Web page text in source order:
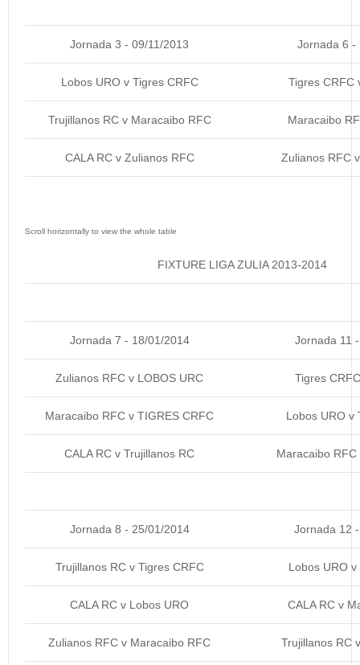
Jornada 3 - 09/11/2013 Jornada 6 -
Lobos URO v Tigres CRFC Tigres CRFC
Trujillanos RC v Maracaibo RFC Maracaibo
CALA RC v Zulianos RFC Zulianos RFC
FIXTURE LIGA ZULIA 2013-2014
Jornada 7 - 18/01/2014 Jornada 11
Zulianos RFC v LOBOS URC Tigres
Maracaibo RFC v TIGRES CRFC Lobos URO v
CALA RC v Trujillanos RC Maracaibo
Jornada 8 - 25/01/2014 Jornada 12
Trujillanos RC v Tigres CRFC Lobos URO
CALA RC v Lobos URO CALA RC v
Zulianos RFC v Maracaibo RFC Trujillanos RC